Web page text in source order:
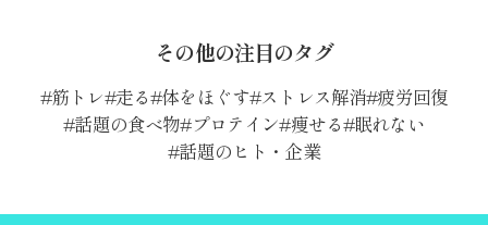
その他の注目のタグ
筋トレ 走る 体をほぐす ストレス解消 疲労回復
話題の食べ物 プロテイン 痩せる 眠れない
話題のヒト・企業